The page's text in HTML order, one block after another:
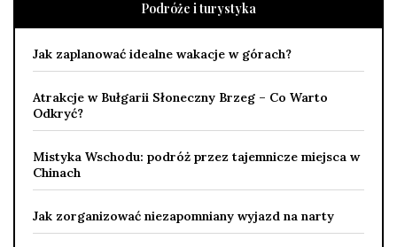
Podróże i turystyka
Jak zaplanować idealne wakacje w górach?
Atrakcje w Bułgarii Słoneczny Brzeg – Co Warto
Odkryć?
Mistyka Wschodu: podróż przez tajemnicze miejsca w
Chinach
Jak zorganizować niezapomniany wyjazd na narty